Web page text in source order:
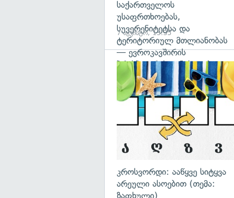
საქართველოს
უსაფრთხოებას,
სუვერენიტეტსა და
ტერიტორიულ მთლიანობას
— ევროკავშირის
პრესპიკერის განცხადება
7 აგვისტო, 13:35
კროსვორდი: ააწყვე სიტყვა
არეული ასოებით (თემა:
ზაფხული)